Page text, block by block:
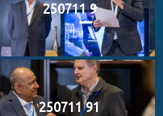
250711 9
250711 91